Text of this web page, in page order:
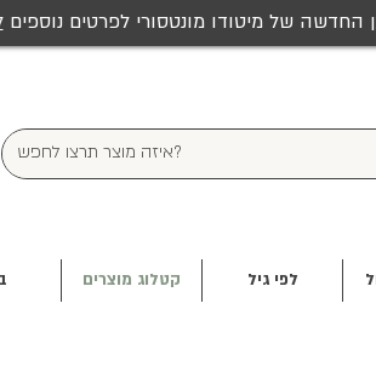
החדשה של מיטודו מונטסורי לפרטים נוספים
לפי גיל קטלוג מוצרים